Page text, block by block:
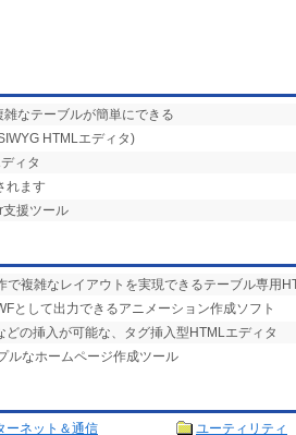
なテーブルが簡単にできる
HTMLエディタ)
ィタ
れます
援ツール
で複雑なレイアウトを実現できるテーブル専用
として出力できるアニメーション作成ソフト
の挿入が可能な、タグ挿入型HTMLエディタ
ルなホームページ作成ツール
ーネット＆通信
ユーティリティ